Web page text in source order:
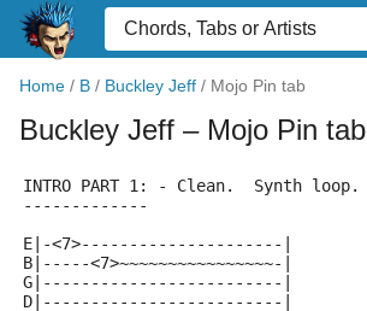
Home / B / Buckley Jeff / Mojo Pin tab
Buckley Jeff – Mojo Pin tab
INTRO PART 1: - Clean.  Synth loop.
-------------
E|-<7>---------------------|
B|-----<7>~~~~~~~~~~~~~~~~-|
G|-------------------------|
D|-------------------------|